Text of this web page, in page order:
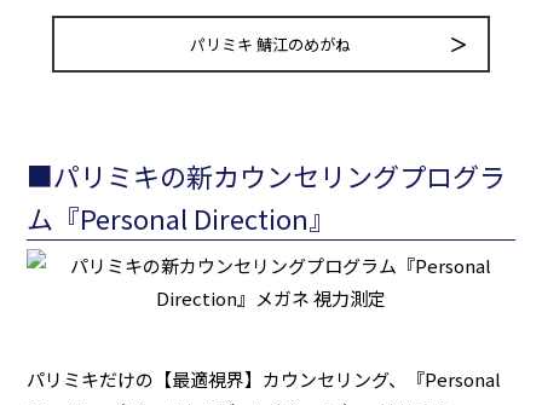
パリミキ 鯖江のめがね
■パリミキの新カウンセリングプログラ
ム『Personal Direction』
パリミキだけの【最適視界】カウンセリング、『Personal